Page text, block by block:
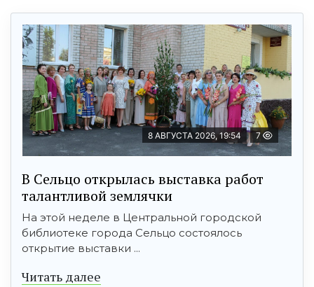
8 АВГУСТА 2026, 19:54 7
В Сельцо открылась выставка работ
талантливой землячки
На этой неделе в Центральной городской
библиотеке города Сельцо состоялось
открытие выставки ...
Читать далее